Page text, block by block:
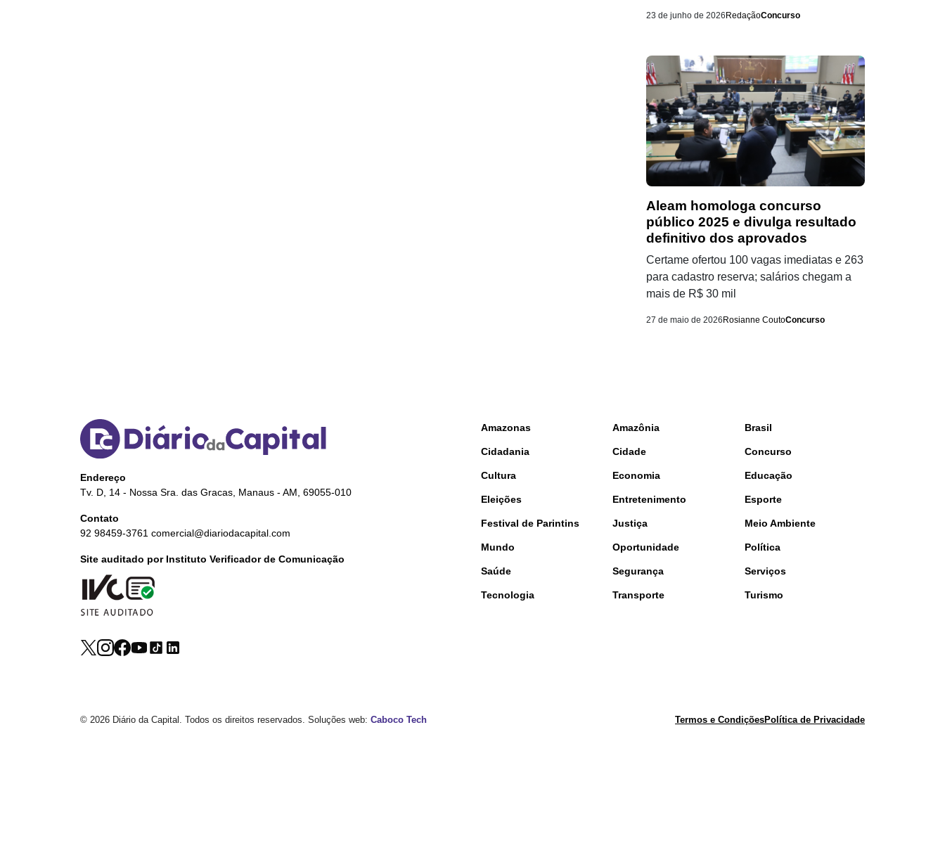
23 de junho de 2026 RedaçãoConcurso
Aleam homologa concurso
público 2025 e divulga resultado
definitivo dos aprovados
Certame ofertou 100 vagas imediatas e 263
para cadastro reserva; salários chegam a
mais de R$ 30 mil
27 de maio de 2026 Rosianne CoutoConcurso
Endereço
Tv. D, 14 - Nossa Sra. das Gracas, Manaus - AM, 69055-010
Contato
92 98459-3761 comercial@diariodacapital.com
Site auditado por Instituto Verificador de Comunicação
Amazonas Amazônia Brasil
Cidadania Cidade Concurso
Cultura Economia Educação
Eleições Entretenimento Esporte
Festival de Parintins Justiça Meio Ambiente
Mundo Oportunidade Política
Saúde Segurança Serviços
Tecnologia Transporte Turismo
© 2026 Diário da Capital. Todos os direitos reservados. Soluções web: Caboco Tech Termos e CondiçõesPolítica de Privacidade